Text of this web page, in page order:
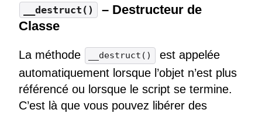
__destruct()
– Destructeur de
Classe
La méthode __destruct()
est appelée
automatiquement lorsque l’objet n’est plus
référencé ou lorsque le script se termine.
C’est là que vous pouvez libérer des